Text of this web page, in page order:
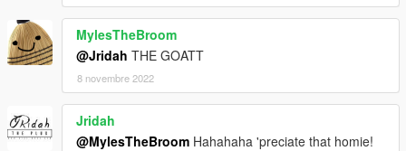
MylesTheBroom
@Jridah THE GOATT
8 novembre 2022
Jridah
@MylesTheBroom Hahahaha 'preciate that homie!